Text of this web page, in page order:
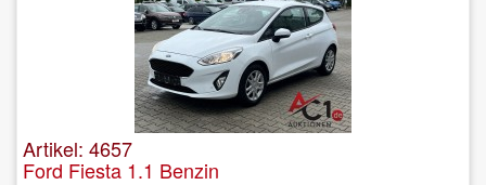
Artikel: 4657
Ford Fiesta 1.1 Benzin